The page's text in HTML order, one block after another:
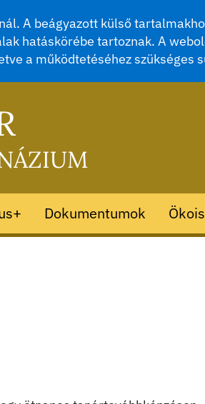
A beágyazott külső
hatáskörébe tartoznak. A
a működtetéséhez szükséges
Dokumentumok